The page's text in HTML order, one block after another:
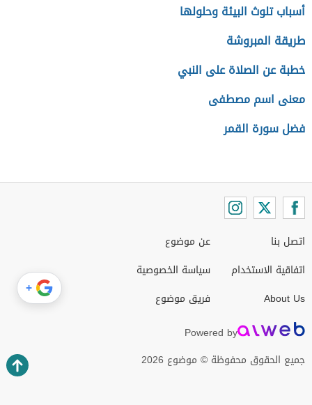
أسباب تلوث البيئة وحلولها
طريقة المبروشة
خطبة عن الصلاة على النبي
معنى اسم مصطفى
فضل سورة القمر
اتصل بنا
اتفاقية الاستخدام
About Us
عن موضوع
سياسة الخصوصية
فريق موضوع
Powered by
جميع الحقوق محفوظة © موضوع 2026
+